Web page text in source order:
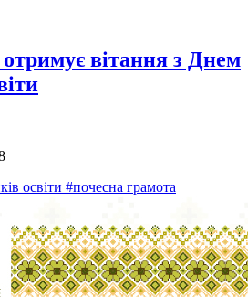
вітання з Днем
освіти #почесна грамота